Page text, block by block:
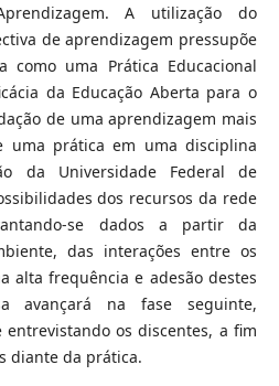
A utilização do
de aprendizagem pressupõe
como uma Prática Educacional
da Educação Aberta para o
de uma aprendizagem mais
uma prática em uma disciplina
da Universidade Federal de
dos recursos da rede
se dados a partir da
das interações entre os
alta frequência e adesão destes
avançará na fase seguinte,
os discentes, a fim
diante da prática.